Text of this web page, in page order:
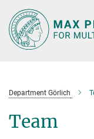
Main-
Content
Department Görlich
Team